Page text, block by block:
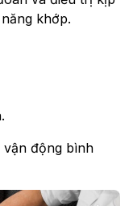
khớp.
động bình